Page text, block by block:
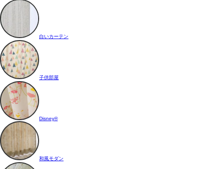
白いカーテン
子供部屋
Disney®
和風モダン